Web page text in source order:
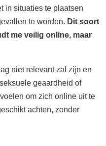
in situaties te plaatsen
te worden. Dit soort
me veilig online, maar
niet relevant zal zijn en
geaardheid of
om zich online uit te
achten, zonder